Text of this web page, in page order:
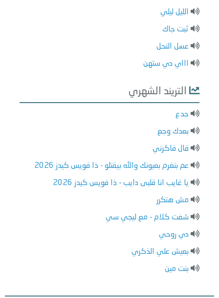
الليل ليلي
ثبت جاك
عسل النحل
اااي دي ستهن
التريند الشهري
جدع
بعدك وجع
قال فاكرني
عم بنغرم بعيونك والله بيقتلو - ذا فويس كيدز 2026
يا غايب انا قلبى دايب - ذا فويس كيدز 2026
مش هتكرر
شفت كلام - مع ليجي سي
دي روحي
بعيش علي الذكري
بنت مين